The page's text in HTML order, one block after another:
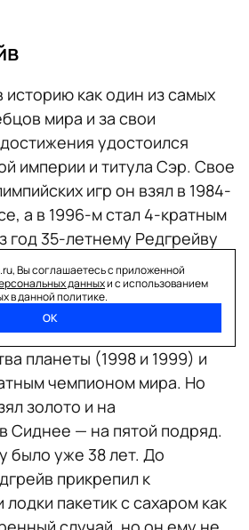
как один из самых
мира и за свои
удостоился
империи и титула Сэр. Свое
игр он взял в 1984-
а в 1996-м стал 4-кратным
год 35-летнему Редгрейву
продолжил выступать, в
чтобы доказать, что даже с
и побеждать. Он выиграл
планеты (1998 и 1999) и
чемпионом мира. Но
золото и на
Сиднее — на пятой подряд.
было уже 38 лет. До
прикрепил к
пакетик с сахаром как
Вы соглашаетесь с приложенной
данныхи с использованием
в данной политике.
ОК